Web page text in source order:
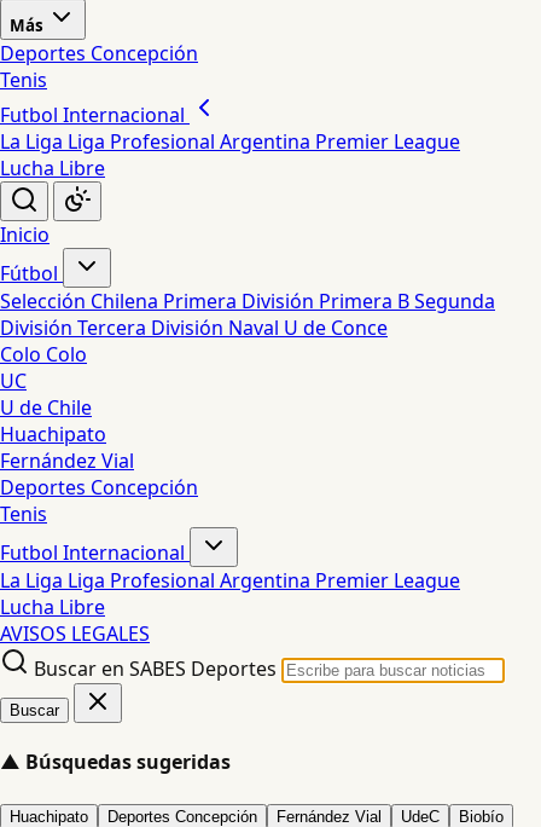
Más
Deportes Concepción
Tenis
Futbol Internacional
La Liga Liga Profesional Argentina Premier League
Lucha Libre
Inicio
Fútbol
Selección Chilena Primera División Primera BSegunda
División Tercera División Naval U de Conce
Colo Colo
UC
U de Chile
Huachipato
Fernández Vial
Deportes Concepción
Tenis
Futbol Internacional
La Liga Liga Profesional Argentina Premier League
Lucha Libre
AVISOS LEGALES
Buscar en SABES Deportes
Buscar
▲ Búsquedas sugeridas
Huachipato Deportes Concepción Fernández Vial UdeC Biobío